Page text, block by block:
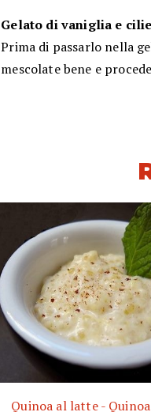
Gelato di vaniglia e
Prima di passarlo nella
mescolate bene e
Quinoa al latte -